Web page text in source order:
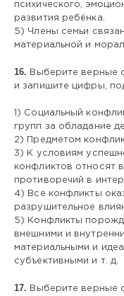
психического,
развития ребёнка.
5) Члены семьи
материальной и
16. Выберите верные
и запишите цифры,
1) Социальный
групп за обладание
2) Предметом
3) К условиям
конфликтов относят
противоречий в
4) Все конфликты
разрушительное
5) Конфликты
внешними и
материальными и
субъективными и т. д.
17. Выберите верные